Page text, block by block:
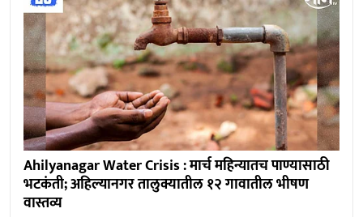
Ahilyanagar Water Crisis : मार्च महिन्यातच पाण्यासाठी
भटकंती; अहिल्यानगर तालुक्यातील १२ गावातील भीषण
वास्तव्य